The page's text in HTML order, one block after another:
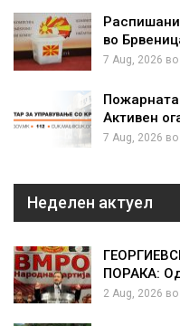
во
7 Aug, 2026
Пожарната
Активен
7 Aug, 2026 во
Неделен актуел
ПОРАКА:
2 Aug, 2026 во